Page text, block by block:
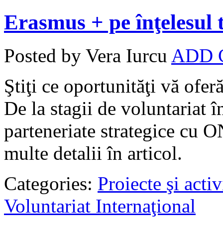
Erasmus + pe
Posted by Vera Iurcu ADD
Ştiţi ce oportunităţi vă
De la stagii de voluntariat
parteneriate strategice cu
multe detalii în articol.
Categories: Proiecte şi
Voluntariat Internaţional